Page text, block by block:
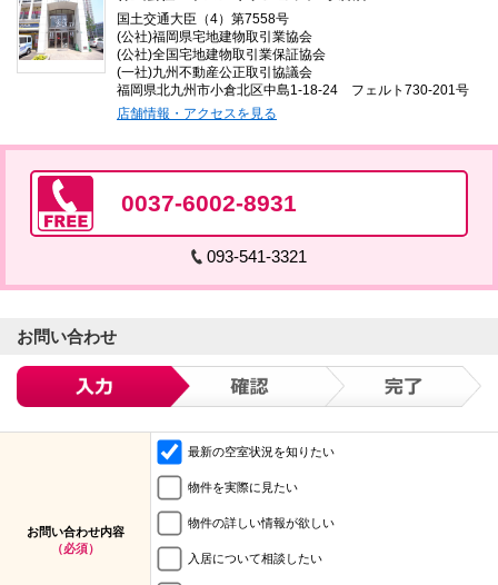
国土交通大臣（4）第7558号
(公社)福岡県宅地建物取引業協会
(公社)全国宅地建物取引業保証協会
(一社)九州不動産公正取引協議会
福岡県北九州市小倉北区中島1-18-24 フェルト730-201号
店舗情報・アクセスを見る
0037-6002-8931
093-541-3321
お問い合わせ
お問い合わせ内容
（必須）
最新の空室状況を知りたい
物件を実際に見たい
物件の詳しい情報が欲しい
入居について相談したい